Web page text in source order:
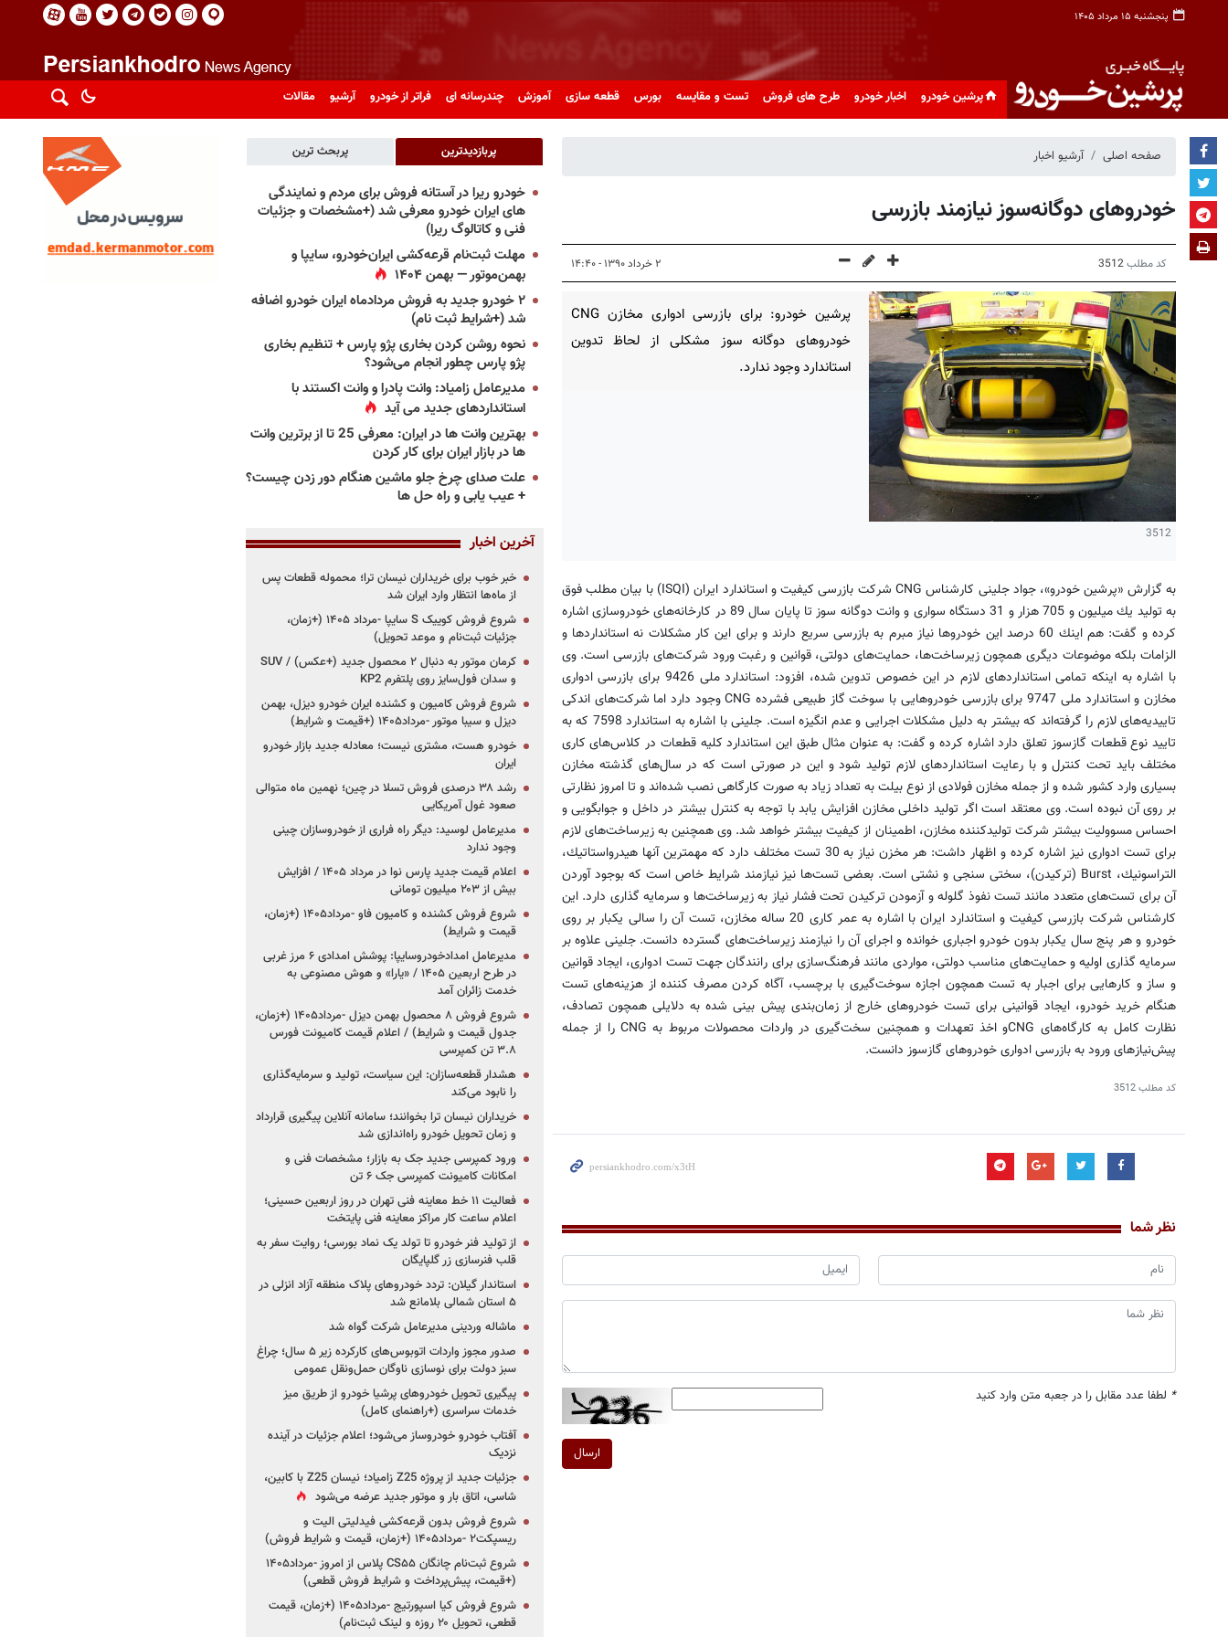
پنجشنبه ۱۵ مرداد ۱۴۰۵
پرشین خودرو اخبار خودرو طرح های فروش تست و مقایسه بورس قطعه سازی آموزش چندرسانه ای فراتر از خودرو آرشیو مقالات
صفحه اصلی آرشیو اخبار
خودروهای دوگانه‌سوز نیازمند بازرسی
کد مطلب3512 ۲ خرداد ۱۳۹۰ - ۱۴:۴۰
3512
پرشین خودرو: برای بازرسی ادواری مخازن CNG
خودروهای دوگانه سوز مشكلی از لحاظ تدوین
استاندارد وجود ندارد.
به گزارش «پرشین خودرو»، جواد جلینی كارشناس CNG شركت بازرسی كیفیت و استاندارد ایران (ISQI) با بیان مطلب فوق
به تولید یك میلیون و 705 هزار و 31 دستگاه سواری و وانت دوگانه سوز تا پایان سال 89 در كارخانه‌های خودروسازی اشاره
كرده و گفت: هم اینك 60 درصد این خودروها نیاز مبرم به بازرسی سریع دارند و برای این كار مشكلات نه استانداردها و
الزامات بلكه موضوعات دیگری همچون زیرساخت‌ها، حمایت‌های دولتی، قوانین و رغبت ورود شركت‌های بازرسی است. وی
با اشاره به اینكه تمامی استانداردهای لازم در این خصوص تدوین شده، افزود: استاندارد ملی 9426 برای بازرسی ادواری
مخازن و استاندارد ملی 9747 برای بازرسی خودروهایی با سوخت گاز طبیعی فشرده CNG وجود دارد اما شركت‌های اندكی
تاییدیه‌های لازم را گرفته‌اند كه بیشتر به دلیل مشكلات اجرایی و عدم انگیزه است. جلینی با اشاره به استاندارد 7598 كه به
تایید نوع قطعات گازسوز تعلق دارد اشاره كرده و گفت: به عنوان مثال طبق این استاندارد كلیه قطعات در كلاس‌های كاری
مختلف باید تحت كنترل و با رعایت استانداردهای لازم تولید شود و این در صورتی است كه در سال‌های گذشته مخازن
بسیاری وارد كشور شده و از جمله مخازن فولادی از نوع بیلت به تعداد زیاد به صورت كارگاهی نصب شده‌اند و تا امروز نظارتی
بر روی آن نبوده است. وی معتقد است اگر تولید داخلی مخازن افزایش یابد با توجه به كنترل بیشتر در داخل و جوابگویی و
احساس مسوولیت بیشتر شركت تولیدكننده مخازن، اطمینان از كیفیت بیشتر خواهد شد. وی همچنین به زیرساخت‌های لازم
برای تست ادواری نیز اشاره كرده و اظهار داشت: هر مخزن نیاز به 30 تست مختلف دارد كه مهمترین آنها هیدرواستاتیك،
التراسونیك، Burst (تركیدن)، سختی سنجی و نشتی است. بعضی تست‌ها نیز نیازمند شرایط خاص است كه بوجود آوردن
آن برای تست‌های متعدد مانند تست نفوذ گلوله و آزمودن تركیدن تحت فشار نیاز به زیرساخت‌ها و سرمایه گذاری دارد. این
كارشناس شركت بازرسی كیفیت و استاندارد ایران با اشاره به عمر كاری 20 ساله مخازن، تست آن را سالی یكبار بر روی
خودرو و هر پنج سال یكبار بدون خودرو اجباری خوانده و اجرای آن را نیازمند زیرساخت‌های گسترده دانست. جلینی علاوه بر
سرمایه گذاری اولیه و حمایت‌های مناسب دولتی، مواردی مانند فرهنگ‌سازی برای رانندگان جهت تست ادواری، ایجاد قوانین
و ساز و كارهایی برای اجبار به تست همچون اجازه سوخت‌گیری با برچسب، آگاه كردن مصرف كننده از هزینه‌های تست
هنگام خرید خودرو، ایجاد قوانینی برای تست خودروهای خارج از زمان‌بندی پیش ‌بینی شده به دلایلی همچون تصادف،
نظارت كامل به كارگاه‌های CNGو اخذ تعهدات و همچنین سخت‌گیری در واردات محصولات مربوط به CNG را از جمله
پیش‌نیازهای ورود به بازرسی ادواری خودروهای گازسوز دانست.
کد مطلب3512
نظر شما
* لطفا عدد مقابل را در جعبه متن وارد کنید
ارسال
پربازدیدترین پربحث ترین
خودرو ریرا در آستانه فروش برای مردم و نمایندگی
های ایران خودرو معرفی شد (+مشخصات و جزئیات
فنی و کاتالوگ ریرا)
مهلت ثبت‌نام قرعه‌کشی ایران‌خودرو، سایپا و
بهمن‌موتور — بهمن ۱۴۰۴
۲ خودرو جدید به فروش مردادماه ایران خودرو اضافه
شد (+شرایط ثبت نام)
نحوه روشن کردن بخاری پژو پارس + تنظیم بخاری
پژو پارس چطور انجام می‌شود؟
مدیرعامل زامیاد: وانت پادرا و وانت اکستند با
استانداردهای جدید می آید
بهترین وانت ها در ایران: معرفی 25 تا از برترین وانت
ها در بازار ایران برای کار کردن
علت صدای چرخ جلو ماشین هنگام دور زدن چیست؟
+ عیب یابی و راه حل ها
آخرین اخبار
خبر خوب برای خریداران نیسان ترا؛ محموله قطعات پس
از ماه‌ها انتظار وارد ایران شد
شروع فروش کوییک S سایپا -مرداد ۱۴۰۵ (+زمان،
جزئیات ثبت‌نام و موعد تحویل)
کرمان موتور به دنبال ۲ محصول جدید (+عکس) / SUV
و سدان فول‌سایز روی پلتفرم KP2
شروع فروش کامیون و کشنده ایران خودرو دیزل، بهمن
دیزل و سیبا موتور -مرداد۱۴۰۵ (+قیمت و شرایط)
خودرو هست، مشتری نیست؛ معادله جدید بازار خودرو
ایران
رشد ۳۸ درصدی فروش تسلا در چین؛ نهمین ماه متوالی
صعود غول آمریکایی
مدیرعامل لوسید: دیگر راه فراری از خودروسازان چینی
وجود ندارد
اعلام قیمت جدید پارس نوا در مرداد ۱۴۰۵ / افزایش
بیش از ۲۰۳ میلیون تومانی
شروع فروش کشنده و کامیون فاو -مرداد۱۴۰۵ (+زمان،
قیمت و شرایط)
مدیرعامل امدادخودروسایپا: پوشش امدادی ۶ مرز غربی
در طرح اربعین ۱۴۰۵ / «یارا» و هوش مصنوعی به
خدمت زائران آمد
شروع فروش ۸ محصول بهمن دیزل -مرداد۱۴۰۵ (+زمان،
جدول قیمت و شرایط) / اعلام قیمت کامیونت فورس
۳.۸ تن کمپرسی
هشدار قطعه‌سازان: این سیاست، تولید و سرمایه‌گذاری
را نابود می‌کند
خریداران نیسان ترا بخوانند؛ سامانه آنلاین پیگیری قرارداد
و زمان تحویل خودرو راه‌اندازی شد
ورود کمپرسی جدید جک به بازار؛ مشخصات فنی و
امکانات کامیونت کمپرسی جک ۶ تن
فعالیت ۱۱ خط معاینه فنی تهران در روز اربعین حسینی؛
اعلام ساعت کار مراکز معاینه فنی پایتخت
از تولید فنر خودرو تا تولد یک نماد بورسی؛ روایت سفر به
قلب فنرسازی زر گلپایگان
استاندار گیلان: تردد خودروهای پلاک منطقه آزاد انزلی در
۵ استان شمالی بلامانع شد
ماشاله وردینی مدیرعامل شرکت گواه شد
صدور مجوز واردات اتوبوس‌های کارکرده زیر ۵ سال؛ چراغ
سبز دولت برای نوسازی ناوگان حمل‌ونقل عمومی
پیگیری تحویل خودروهای پرشیا خودرو از طریق میز
خدمات سراسری (+راهنمای کامل)
آفتاب خودرو خودروساز می‌شود؛ اعلام جزئیات در آینده
نزدیک
جزئیات جدید از پروژه Z25 زامیاد؛ نیسان Z25 با کابین،
شاسی، اتاق بار و موتور جدید عرضه می‌شود
شروع فروش بدون قرعه‌کشی فیدلیتی الیت و
ریسپکت۲ -مرداد۱۴۰۵ (+زمان، قیمت و شرایط فروش)
شروع ثبت‌نام چانگان CS۵۵ پلاس از امروز -مرداد۱۴۰۵
(+قیمت، پیش‌پرداخت و شرایط فروش قطعی)
شروع فروش کیا اسپورتیج -مرداد۱۴۰۵ (+زمان، قیمت
قطعی، تحویل ۲۰ روزه و لینک ثبت‌نام)